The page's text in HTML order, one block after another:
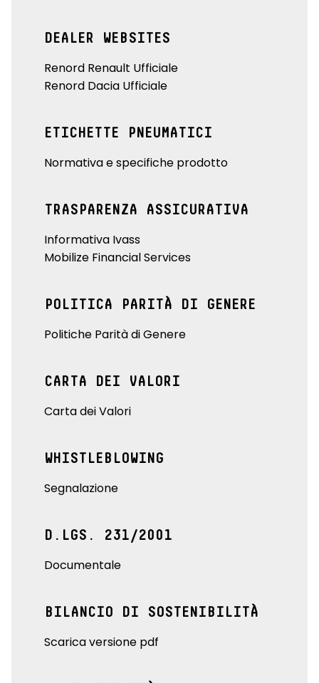
DEALER WEBSITES
Renord Renault Ufficiale
Renord Dacia Ufficiale
ETICHETTE PNEUMATICI
Normativa e specifiche prodotto
TRASPARENZA ASSICURATIVA
Informativa Ivass
Mobilize Financial Services
POLITICA PARITÀ DI GENERE
Politiche Parità di Genere
CARTA DEI VALORI
Carta dei Valori
WHISTLEBLOWING
Segnalazione
D.LGS. 231/2001
Documentale
BILANCIO DI SOSTENIBILITÀ
Scarica versione pdf